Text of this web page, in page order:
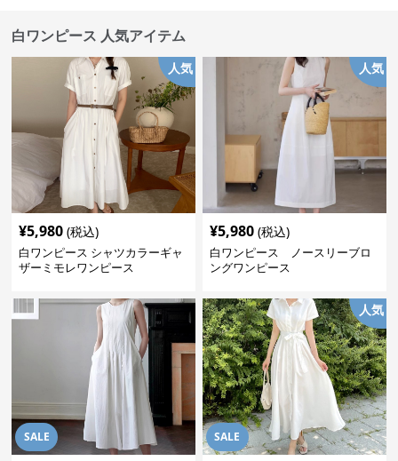
白ワンピース 人気アイテム
人気
¥5,980 (税込)
白ワンピース シャツカラーギャ
ザーミモレワンピース
人気
¥5,980 (税込)
白ワンピース ノースリーブロ
ングワンピース
SALE SALE
人気